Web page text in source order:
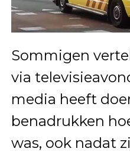
Sommigen
via
media heeft
benadrukken
was, ook nadat